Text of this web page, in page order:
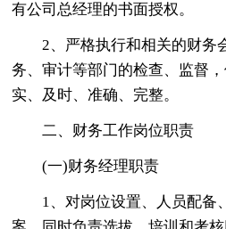
有公司总经理的书面授权。
2、严格执行和相关的财务
务、审计等部门的检查、监督
实、及时、准确、完整。
二、财务工作岗位职责
(一)财务经理职责
1、对岗位设置、人员配备